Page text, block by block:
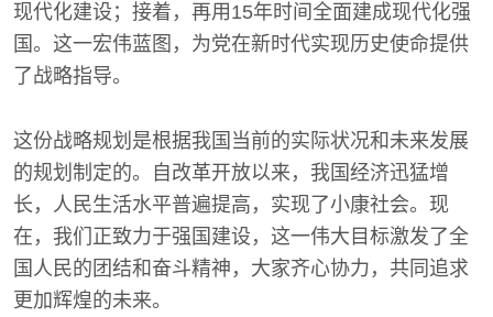
现代化建设；接着，再用15年时间全面建成现代化强
国。这一宏伟蓝图，为党在新时代实现历史使命提供
了战略指导。
这份战略规划是根据我国当前的实际状况和未来发展
的规划制定的。自改革开放以来，我国经济迅猛增
长，人民生活水平普遍提高，实现了小康社会。现
在，我们正致力于强国建设，这一伟大目标激发了全
国人民的团结和奋斗精神，大家齐心协力，共同追求
更加辉煌的未来。